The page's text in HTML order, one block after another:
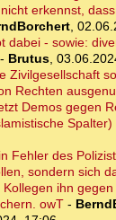
erkennst,
,
dabei - sowie:
- Brutus,
Zivilgesellschaft
Rechten
Demos gegen
Spalter)
Fehler des
sondern sich
Kollegen ihn
owT -